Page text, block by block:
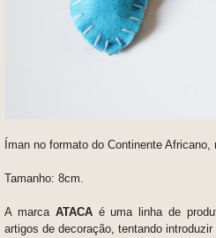
Íman no formato do Continente
Tamanho: 8cm.
A marca ATACAé uma linha de
artigos de decoração, tentando